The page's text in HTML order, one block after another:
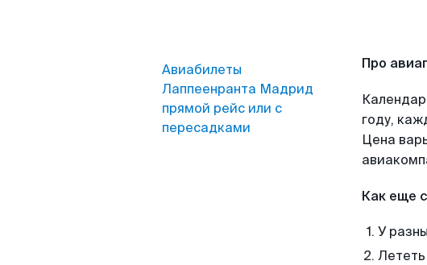
Авиабилеты
Лаппеенранта Мадрид
прямой рейс или с
пересадками
Про
году,
Цена
Как еще
У